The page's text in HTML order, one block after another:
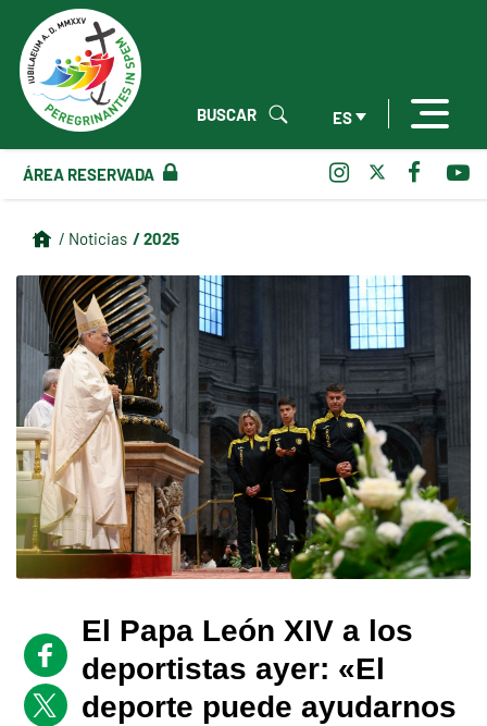
ES
BUSCAR
ÁREA RESERVADA
/ Noticias / 2025
El Papa León XIV a los
deportistas ayer: «El
deporte puede ayudarnos